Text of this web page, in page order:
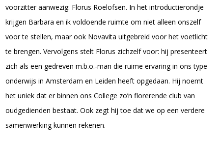
voorzitter aanwezig: Florus Roelofsen. In het introductierondje
krijgen Barbara en ik voldoende ruimte om niet alleen onszelf
voor te stellen, maar ook Novavita uitgebreid voor het voetlicht
te brengen. Vervolgens stelt Florus zichzelf voor: hij presenteert
zich als een gedreven m.b.o.-man die ruime ervaring in ons type
onderwijs in Amsterdam en Leiden heeft opgedaan. Hij noemt
het uniek dat er binnen ons College zo’n florerende club van
oudgedienden bestaat. Ook zegt hij toe dat we op een verdere
samenwerking kunnen rekenen.